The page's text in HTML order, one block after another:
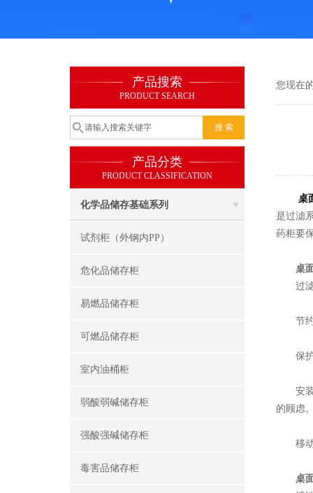
产品搜索
PRODUCT SEARCH
产品分类
PRODUCT CLASSIFICATION
化学品储存基础系列
试剂柜（外钢内PP）
危化品储存柜
易燃品储存柜
可燃品储存柜
室内油桶柜
弱酸弱碱储存柜
强酸强碱储存柜
毒害品储存柜
您现在
桌
是过滤
药柜要
桌
过滤
节约
保护
安装
的顾虑
移动
桌